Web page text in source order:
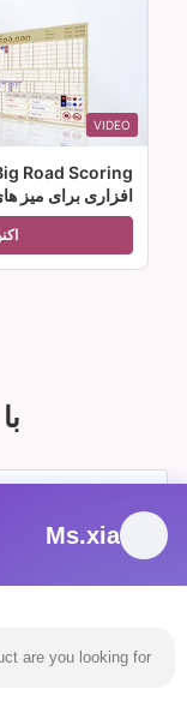
VIDEO
افزاری برای میز
Ms.xia
are you looking for?